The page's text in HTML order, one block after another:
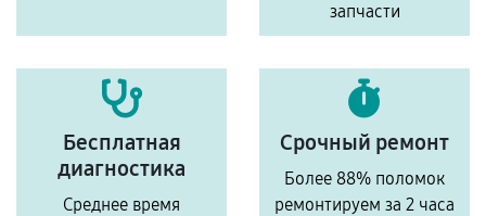
запчасти
Бесплатная
диагностика
Среднее время
Срочный ремонт
Более 88% поломок
ремонтируем за 2 часа